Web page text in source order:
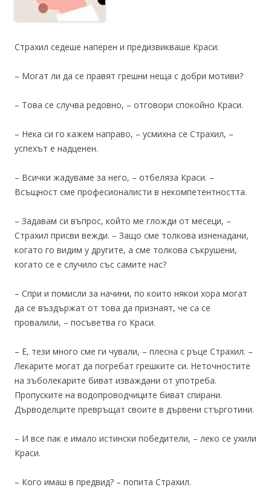
Страхил седеше наперен и предизвикваше Краси:
– Могат ли да се правят грешни неща с добри мотиви?
– Това се случва редовно, – отговори спокойно Краси.
– Нека си го кажем направо, – усмихна се Страхил, –
успехът е надценен.
– Всички жадуваме за него, – отбеляза Краси. –
Всъщност сме професионалисти в некомпетентността.
– Задавам си въпрос, който ме гложди от месеци, –
Страхил присви вежди. – Защо сме толкова изненадани,
когато го видим у другите, а сме толкова съкрушени,
когато се е случило със самите нас?
– Спри и помисли за начини, по които някои хора могат
да се въздържат от това да признаят, че са се
провалили, – посъветва го Краси.
– Е, тези много сме ги чували, – плесна с ръце Страхил. –
Лекарите могат да погребат грешките си. Неточностите
на зъболекарите биват изваждани от употреба.
Пропуските на водопроводчиците биват спирани.
Дърводелците превръщат своите в дървени стърготини.
– И все пак е имало истински победители, – леко се ухили
Краси.
– Кого имаш в предвид? – попита Страхил.